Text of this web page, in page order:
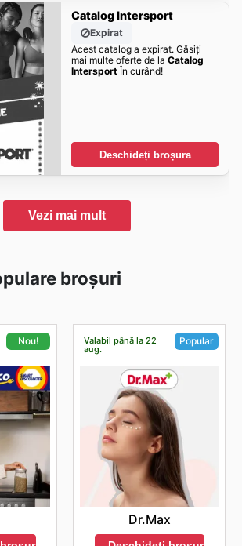
Catalog Intersport
Expirat
Acest catalog a expirat. Găsiți
mai multe oferte de la Catalog
IntersportÎn curând!
Deschideți broșura
Vezi mai mult
broșuri
Nou! Valabil până la 22
aug.
Popular
Dr.Max